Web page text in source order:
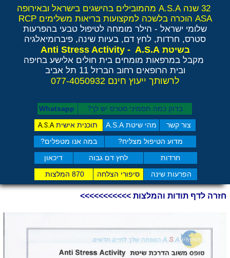
צור קשר מהי שיטת A.S.A תוכנית אישיתA.S.A
חרדות לחץ דם גבוה דיכאון
מדוע הטיפול מצליח? במה אנו מטפלים?
הפרעות שינה סיפורי הצלחה 870 המלצות
בדוק כמה תסמיני סט​רס יש לך? Whatsapp
32 שנה A.S.A מהמובילים בהישגים בישראל ובאירופה
ASA הוכרה בלשכה למקצועות בריאות משלימים RCP
שלומי ישראל - הילר מומחה לטיפול טבעי בהפרעות
סטרס, חרדות, לחץ דם, בעיות שינה, פיברומיאלגיה
בשיטת Anti Stress Activity - A.S.A
מקבל במרפאות מומחים בית חולים אלישע בחיפה
ובית הרופאים רחוב הברזל 11 תל אביב
לרשותך ייעוץ חינם 077-4050932
חזרה לדף תודות והמלצות >>>>>>>>>>>